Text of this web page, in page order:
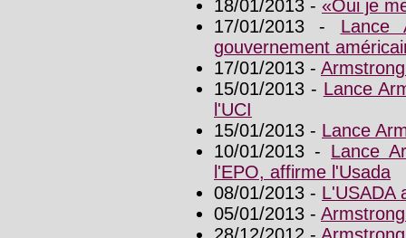
18/01/2013 - «Oui je
17/01/2013 - Lance
gouvernement
17/01/2013 -
15/01/2013 - Lance
l'UCI
15/01/2013 - Lance
10/01/2013 - Lance
l'EPO, affirme l'Usada
08/01/2013 - L'USADA
05/01/2013 -